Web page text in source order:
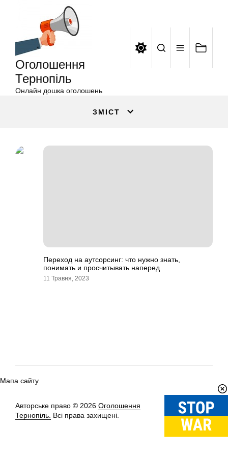
Оголошення
Тернопіль
Онлайн дошка оголошень
ЗМІСТ
Переход на аутсорсинг: что нужно знать,
понимать и просчитывать наперед
11 Травня, 2023
Мапа сайту
Авторське право © 2026 Оголошення
Тернопіль. Всі права захищені.
Вгору↑